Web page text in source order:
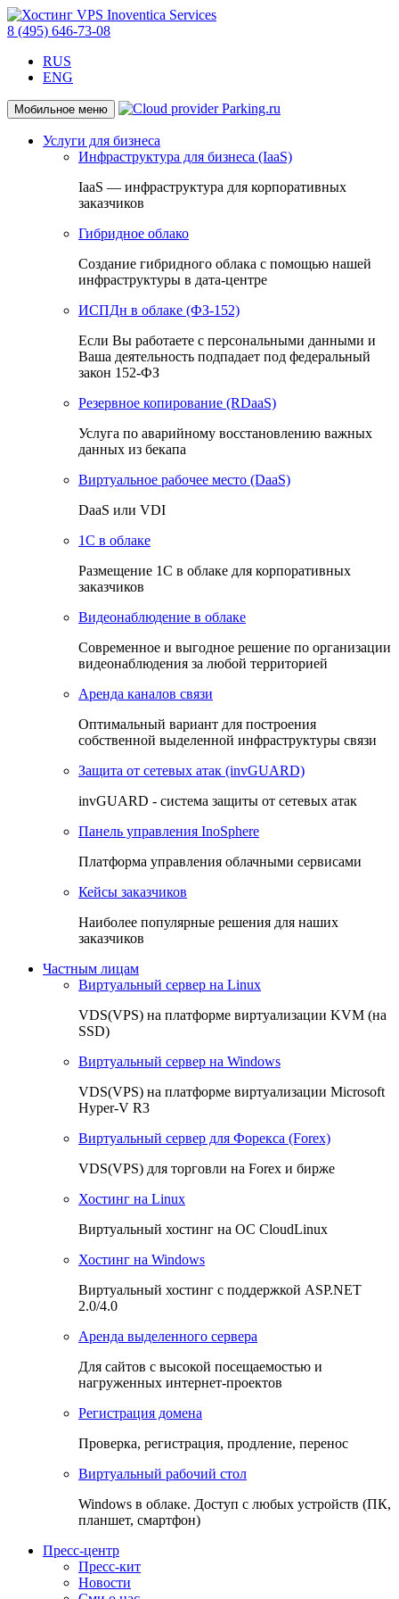
8 (495) 646-73-08
RUS
ENG
Мобильное меню
Услуги для бизнеса
Инфраструктура для бизнеса (IaaS)
IaaS — инфраструктура для корпоративных
заказчиков
Гибридное облако
Создание гибридного облака с помощью нашей
инфраструктуры в дата-центре
ИСПДн в облаке (ФЗ-152)
Если Вы работаете с персональными данными и
Ваша деятельность подпадает под федеральный
закон 152-ФЗ
Резервное копирование (RDaaS)
Услуга по аварийному восстановлению важных
данных из бекапа
Виртуальное рабочее место (DaaS)
DaaS или VDI
1C в облаке
Размещение 1С в облаке для корпоративных
заказчиков
Видеонаблюдение в облаке
Cовременное и выгодное решение по организации
видеонаблюдения за любой территорией
Аренда каналов связи
Оптимальный вариант для построения
собственной выделенной инфраструктуры связи
Защита от сетевых атак (invGUARD)
invGUARD - система защиты от сетевых атак
Панель управления InoSphere
Платформа управления облачными сервисами
Кейсы заказчиков
Наиболее популярные решения для наших
заказчиков
Частным лицам
Виртуальный сервер на Linux
VDS(VPS) на платформе виртуализации KVM (на
SSD)
Виртуальный сервер на Windows
VDS(VPS) на платформе виртуализации Microsoft
Hyper-V R3
Виртуальный сервер для Форекса (Forex)
VDS(VPS) для торговли на Forex и бирже
Хостинг на Linux
Виртуальный хостинг на OC CloudLinux
Хостинг на Windows
Виртуальный хостинг с поддержкой ASP.NET
2.0/4.0
Аренда выделенного сервера
Для сайтов с высокой посещаемостью и
нагруженных интернет-проектов
Регистрация домена
Проверка, регистрация, продление, перенос
Виртуальный рабочий стол
Windows в облаке. Доступ с любых устройств (ПК,
планшет, смартфон)
Пресс-центр
Пресс-кит
Новости